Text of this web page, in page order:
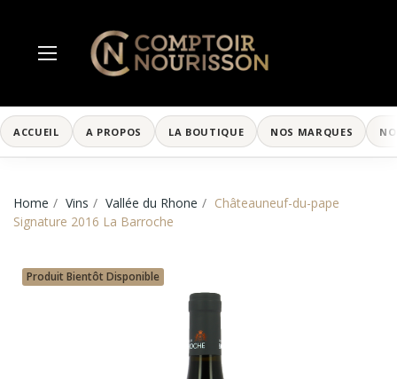
ACCUEIL A PROPOS LA BOUTIQUE NOS MARQUES
Home Vins Vallée du Rhone
Châteauneuf-du-pape
Signature 2016 La Barroche
Produit Bientôt Disponible